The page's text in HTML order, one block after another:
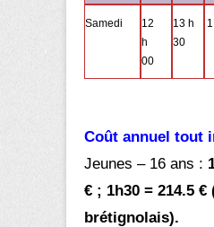
Samedi
12
h
00
13 h
30
Coût annuel tout
Jeunes – 16 ans :
€ ; 1h30 = 214.5 €
brétignolais).